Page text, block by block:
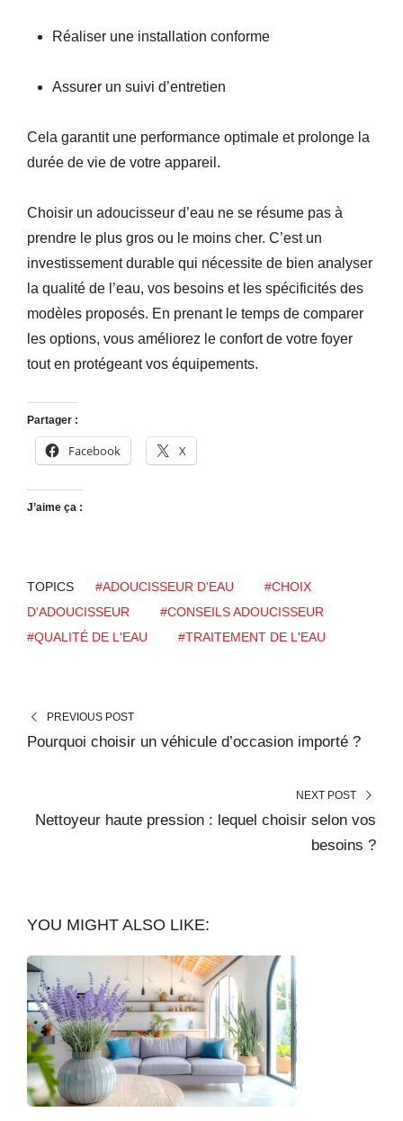
Réaliser une installation conforme
Assurer un suivi d’entretien
Cela garantit une performance optimale et prolonge la
durée de vie de votre appareil.
Choisir un adoucisseur d’eau ne se résume pas à
prendre le plus gros ou le moins cher. C’est un
investissement durable qui nécessite de bien analyser
la qualité de l’eau, vos besoins et les spécificités des
modèles proposés. En prenant le temps de comparer
les options, vous améliorez le confort de votre foyer
tout en protégeant vos équipements.
Partager :
Facebook X
J’aime ça :
TOPICS #ADOUCISSEUR D'EAU
#CHOIX
D'ADOUCISSEUR
#CONSEILS ADOUCISSEUR
#QUALITÉ DE L'EAU
#TRAITEMENT DE L'EAU
PREVIOUS POST
Pourquoi choisir un véhicule d’occasion importé ?
NEXT POST
Nettoyeur haute pression : lequel choisir selon vos
besoins ?
YOU MIGHT ALSO LIKE: